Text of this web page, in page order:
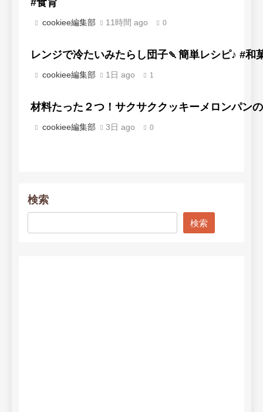
#食育
cookiee編集部 11時間 ago 0
レンジで冷たいみたらし団子🍡簡単レシピ♪ #
cookiee編集部 1日 ago 1
材料たった２つ！サクサククッキーメロンパン
cookiee編集部 3日 ago 0
検索
検索